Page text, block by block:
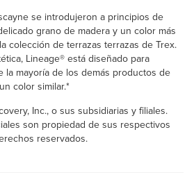
se introdujeron a principios de
grano de madera y un color más
colección de terrazas terrazas de Trex.
Lineage® está diseñado para
la mayoría de los demás productos de
color similar.*
Inc., o sus subsidiarias y filiales.
son propiedad de sus respectivos
reservados.